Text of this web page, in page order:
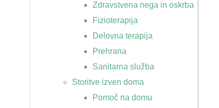
Zdravstvena nega in oskrba
Fizioterapija
Delovna terapija
Prehrana
Sanitarna služba
Storitve izven doma
Pomoč na domu